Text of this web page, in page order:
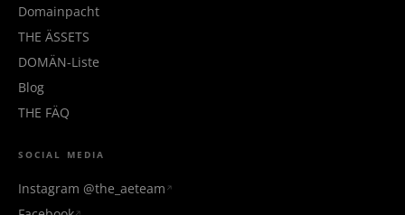
Domainpacht
THE ÄSSETS
DOMÄN-Liste
Blog
THE FÄQ
SOCIAL MEDIA
Instagram @the_aeteam